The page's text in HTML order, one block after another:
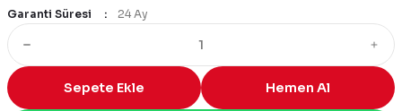
Garanti Süresi
24 Ay
Sepete Ekle Hemen Al